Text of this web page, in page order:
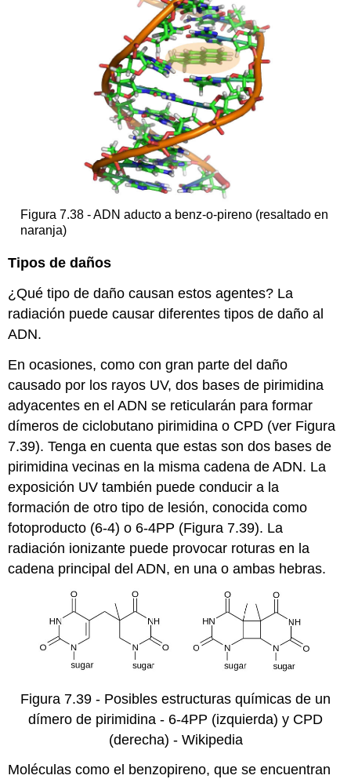
Figura 7.38 - ADN aducto a benz-o-pireno (resaltado en
naranja)
Tipos de daños
¿Qué tipo de daño causan estos agentes? La
radiación puede causar diferentes tipos de daño al
ADN.
En ocasiones, como con gran parte del daño
causado por los rayos UV, dos bases de pirimidina
adyacentes en el ADN se reticularán para formar
dímeros de ciclobutano pirimidina o CPD (ver Figura
7.39). Tenga en cuenta que estas son dos bases de
pirimidina vecinas en la misma cadena de ADN. La
exposición UV también puede conducir a la
formación de otro tipo de lesión, conocida como
fotoproducto (6-4) o 6-4PP (Figura 7.39). La
radiación ionizante puede provocar roturas en la
cadena principal del ADN, en una o ambas hebras.
Figura 7.39 - Posibles estructuras químicas de un
dímero de pirimidina - 6-4PP (izquierda) y CPD
(derecha) - Wikipedia
Moléculas como el benzopireno, que se encuentran